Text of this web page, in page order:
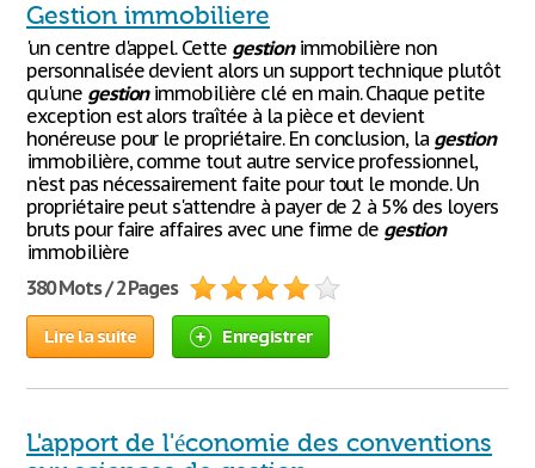
Gestion immobiliere
'un centre d'appel. Cette gestionimmobilière non
personnalisée devient alors un support technique plutôt
qu'une gestionimmobilière clé en main. Chaque petite
exception est alors traîtée à la pièce et devient
honéreuse pour le propriétaire. En conclusion, la gestion
immobilière, comme tout autre service professionnel,
n'est pas nécessairement faite pour tout le monde. Un
propriétaire peut s'attendre à payer de 2 à 5% des loyers
bruts pour faire affaires avec une firme de gestion
immobilière
380 Mots / 2 Pages
Lire la suite Enregistrer
L'apport de l'économie des conventions